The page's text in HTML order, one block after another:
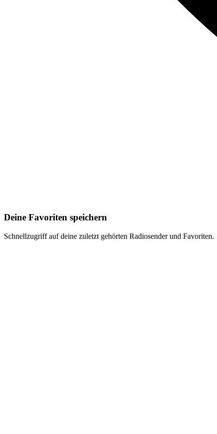
Deine Favoriten speichern
Schnellzugriff auf deine zuletzt gehörten Radiosender und Favoriten.